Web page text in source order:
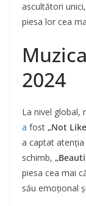
ascultători
piesa lor cea
2024
La nivel global,
a fost „Not
a captat atenția
schimb,
piesa cea mai
său emoțional